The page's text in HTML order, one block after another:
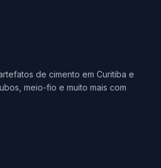
de cimento em Curitiba e
meio-fio e muito mais com